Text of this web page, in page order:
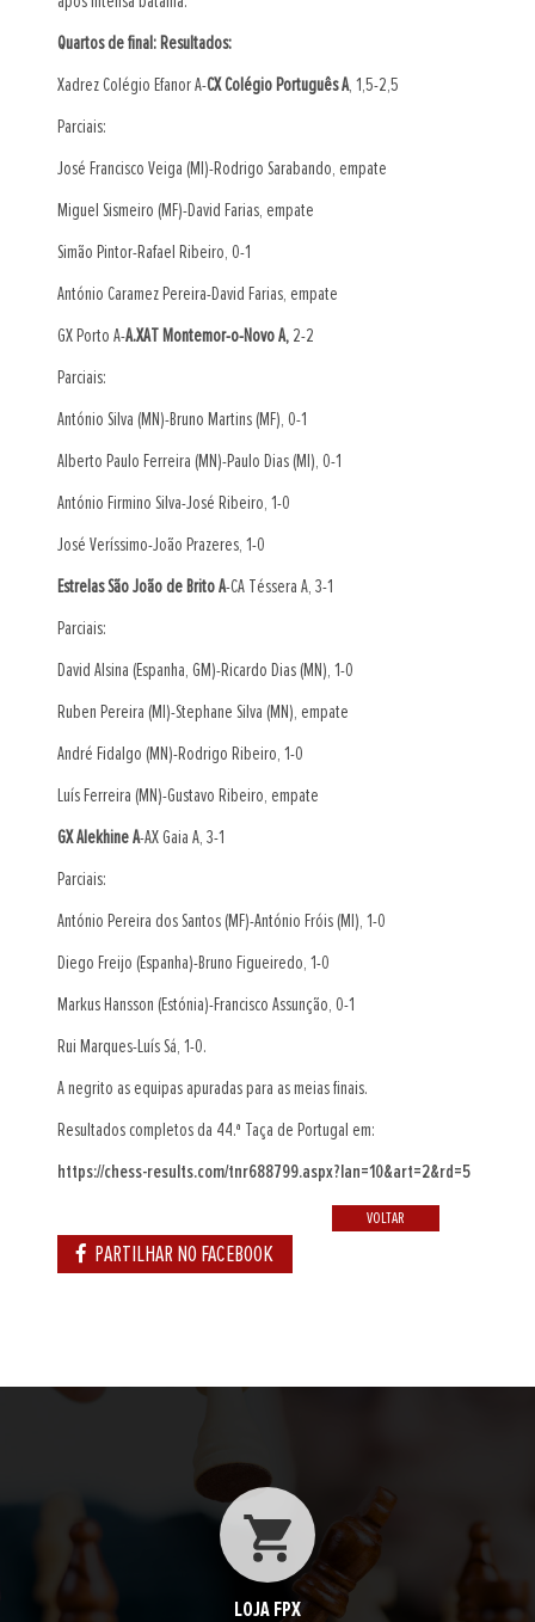
Quartos de final: Resultados:
Xadrez Colégio Efanor A-CX Colégio Português A, 1,5-2,5
Parciais:
José Francisco Veiga (MI)-Rodrigo Sarabando, empate
Miguel Sismeiro (MF)-David Farias, empate
Simão Pintor-Rafael Ribeiro, 0-1
António Caramez Pereira-David Farias, empate
GX Porto A-A.XAT Montemor-o-Novo A, 2-2
Parciais:
António Silva (MN)-Bruno Martins (MF), 0-1
Alberto Paulo Ferreira (MN)-Paulo Dias (MI), 0-1
António Firmino Silva-José Ribeiro, 1-0
José Veríssimo-João Prazeres, 1-0
Estrelas São João de Brito A-CA Téssera A, 3-1
Parciais:
David Alsina (Espanha, GM)-Ricardo Dias (MN), 1-0
Ruben Pereira (MI)-Stephane Silva (MN), empate
André Fidalgo (MN)-Rodrigo Ribeiro, 1-0
Luís Ferreira (MN)-Gustavo Ribeiro, empate
GX Alekhine A-AX Gaia A, 3-1
Parciais:
António Pereira dos Santos (MF)-António Fróis (MI), 1-0
Diego Freijo (Espanha)-Bruno Figueiredo, 1-0
Markus Hansson (Estónia)-Francisco Assunção, 0-1
Rui Marques-Luís Sá, 1-0.
A negrito as equipas apuradas para as meias finais.
Resultados completos da 44.ª Taça de Portugal em:
https://chess-results.com/tnr688799.aspx?lan=10&art=2&rd=5
VOLTAR
PARTILHAR NO FACEBOOK
LOJA FPX